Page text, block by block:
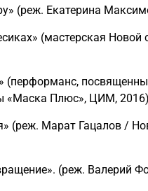
(реж. Екатерина
(мастерская Новой
(перформанс,
«Маска Плюс», ЦИМ, 2016)
(реж. Марат Гацалов /
(реж. Валерий